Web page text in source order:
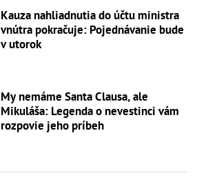
Kauza nahliadnutia do účtu ministra
vnútra pokračuje: Pojednávanie bude
v utorok
My nemáme Santa Clausa, ale
Mikuláša: Legenda o nevestinci vám
rozpovie jeho príbeh